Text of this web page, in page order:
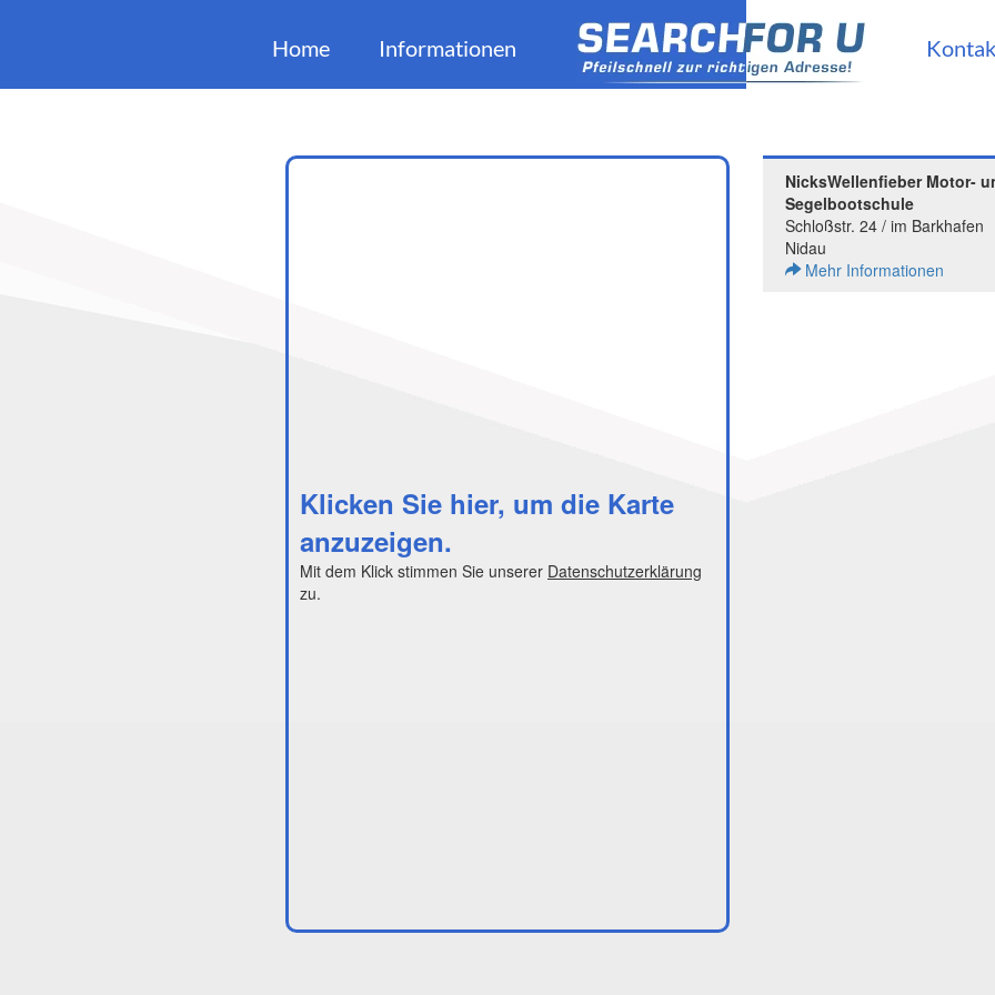
Home Informationen
Klicken Sie hier, um die Karte
anzuzeigen.
Mit dem Klick stimmen Sie unserer Datenschutzerklärung
zu.
NicksWellenfieber Motor-
Segelbootschule
Schloßstr. 24 / im Barkhafen
Nidau
Mehr Informationen